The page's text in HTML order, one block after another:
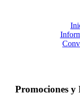
Promociones y